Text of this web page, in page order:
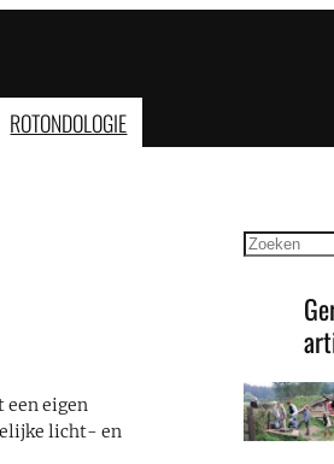
ROTONDOLOGIE
een eigen
licht- en
Zoeken